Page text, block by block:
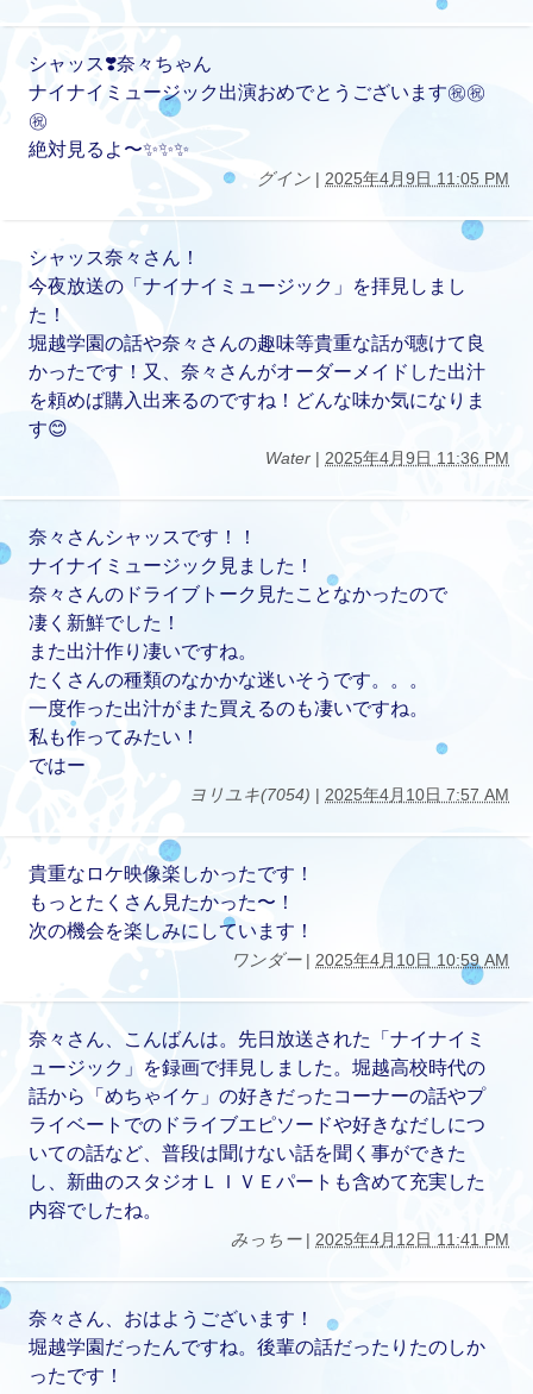
シャッス❣️奈々ちゃん
ナイナイミュージック出演おめでとうございます㊗️㊗️
㊗️
絶対見るよ〜✨✨✨
グイン | 2025年4月9日 11:05 PM
シャッス奈々さん！
今夜放送の「ナイナイミュージック」を拝見しまし
た！
堀越学園の話や奈々さんの趣味等貴重な話が聴けて良
かったです！又、奈々さんがオーダーメイドした出汁
を頼めば購入出来るのですね！どんな味か気になりま
す😊
Water | 2025年4月9日 11:36 PM
奈々さんシャッスです！！
ナイナイミュージック見ました！
奈々さんのドライブトーク見たことなかったので
凄く新鮮でした！
また出汁作り凄いですね。
たくさんの種類のなかかな迷いそうです。。。
一度作った出汁がまた買えるのも凄いですね。
私も作ってみたい！
ではー
ヨリユキ(7054) | 2025年4月10日 7:57 AM
貴重なロケ映像楽しかったです！
もっとたくさん見たかった〜！
次の機会を楽しみにしています！
ワンダー| 2025年4月10日 10:59 AM
奈々さん、こんばんは。先日放送された「ナイナイミ
ュージック」を録画で拝見しました。堀越高校時代の
話から「めちゃイケ」の好きだったコーナーの話やプ
ライベートでのドライブエピソードや好きなだしにつ
いての話など、普段は聞けない話を聞く事ができた
し、新曲のスタジオＬＩＶＥパートも含めて充実した
内容でしたね。
みっちー| 2025年4月12日 11:41 PM
奈々さん、おはようございます！
堀越学園だったんですね。後輩の話だったりたのしか
ったです！